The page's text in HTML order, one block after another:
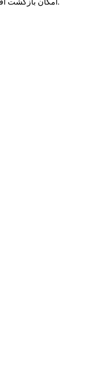
امکان بازگشت اقلام تا یک هفته پس از تحویل اقلام امکان‌پذیر می‌باشد. همچنین توجه نمایید در صورتی که می‌خواهید اقلام را بازگردانید لطفا آن‌ها را لحیم نکنید در غیر این صورت پذیرفته نمی‌شود.